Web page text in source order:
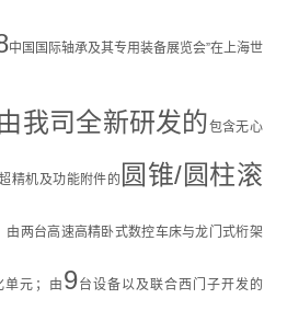
中国国际轴承及其专用装备展览会”在上海世
我司全新研发的包含无心
精机及功能附件的 圆锥/圆柱滚
由两台高速高精卧式数控车床与龙门式桁架
单元；由 9台设备以及联合西门子开发的